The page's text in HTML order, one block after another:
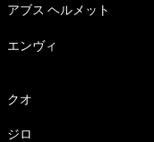
アブス ヘルメット
エンヴィ
クオ
ジロ